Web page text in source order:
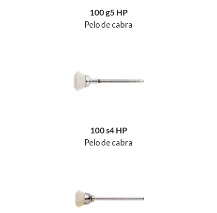
100 g5 HP
Pelo de cabra
100 s4 HP
Pelo de cabra